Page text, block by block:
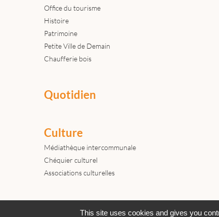
Office du tourisme
Histoire
Patrimoine
Petite Ville de Demain
Chaufferie bois
Quotidien
Culture
Médiathèque intercommunale
Chéquier culturel
Associations culturelles
Actualités Archives Agenda
This site uses cookies and gives you